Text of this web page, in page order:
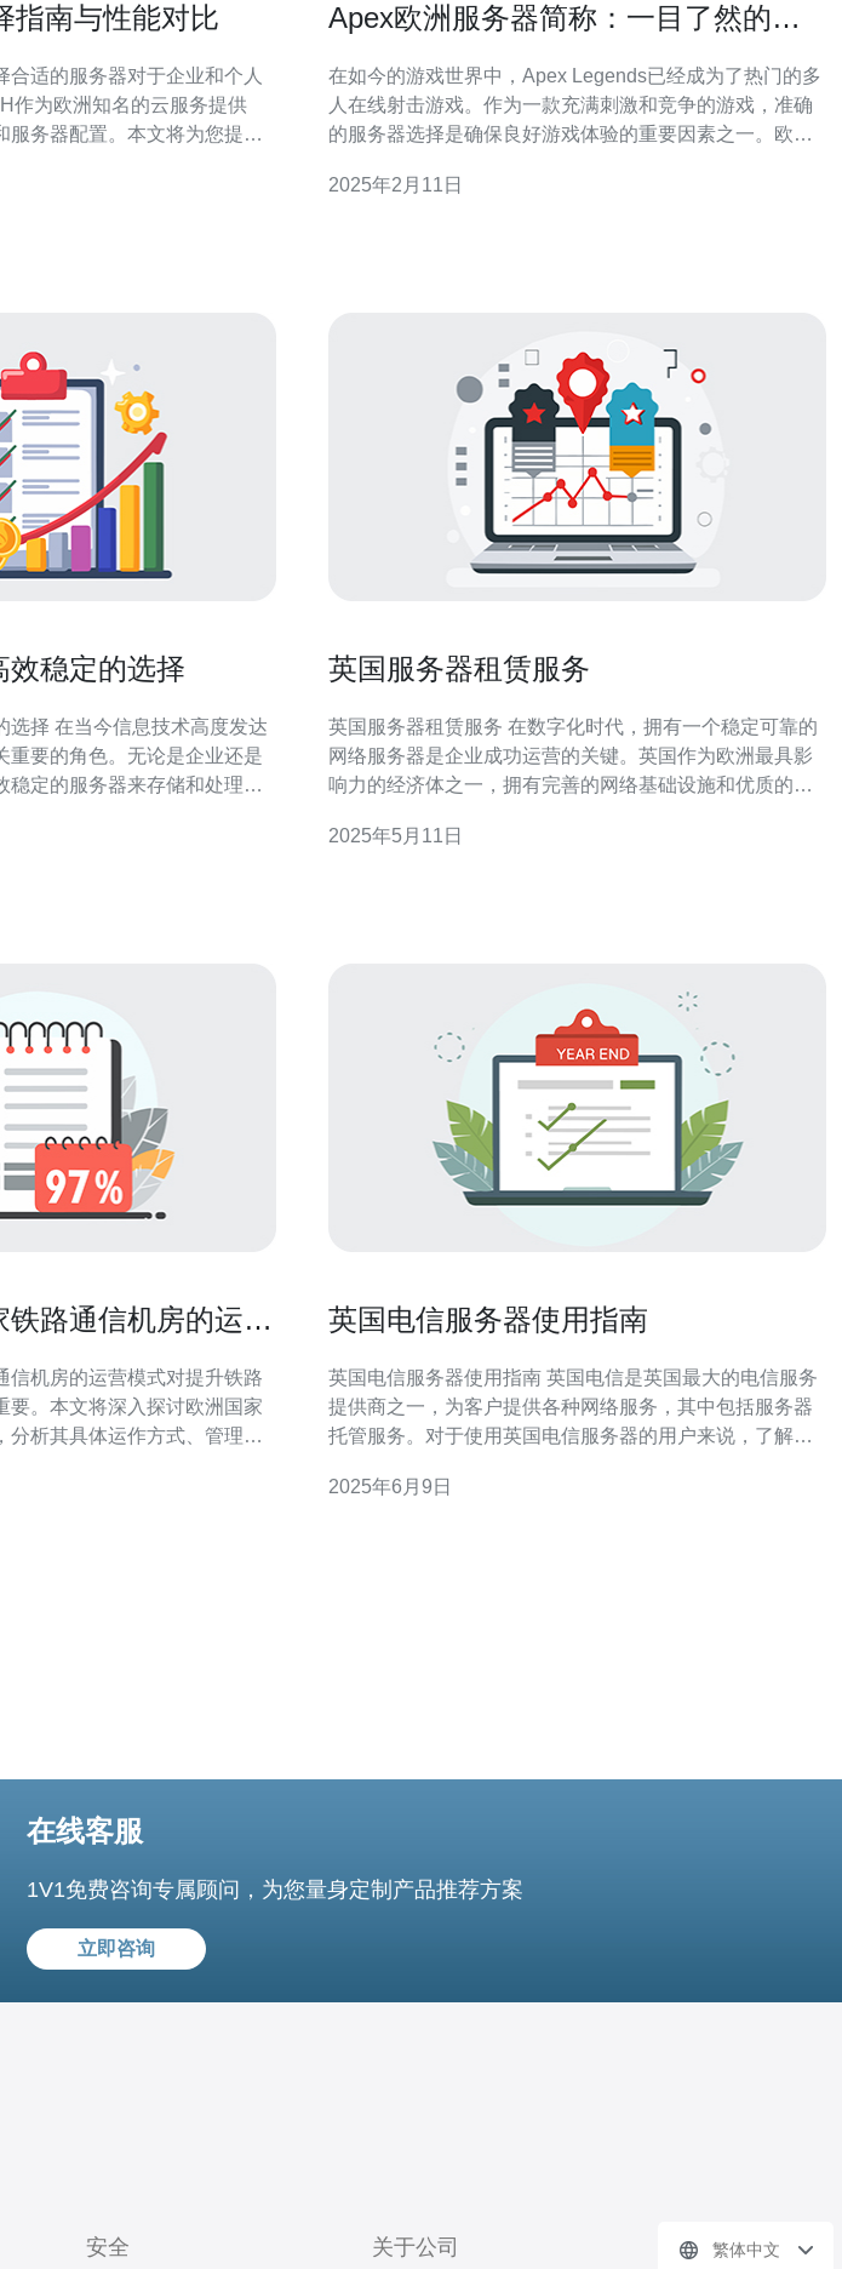
指南与性能对比
适的服务器对于企业和个人
作为欧洲知名的云服务提供
服务器配置。本文将为您提供
Apex欧洲服务器简称：一目了然的选
在如今的游戏世界中，Apex Legends已经成为了热门的多
人在线射击游戏。作为一款充满刺激和竞争的游戏，准确
的服务器选择是确保良好游戏体验的重要因素之一。欧洲
将探讨为什么选择欧洲服务器是一个明智的选择。 欧洲大
2025年2月11日
效稳定的选择
高度发达
重要的角色。无论是企业还是
稳定的服务器来存储和处理数
英国服务器租赁服务
英国服务器租赁服务 在数字化时代，拥有一个稳定可靠的
网络服务器是企业成功运营的关键。英国作为欧洲最具影
响力的经济体之一，拥有完善的网络基础设施和优质的网
高速稳定的网络连接，还能享受专业的技术支持和安全保
2025年5月11日
路通信机房的运营
信机房的运营模式对提升铁路
要。本文将深入探讨欧洲国家
分析其具体运作方式、管理策
么？ 铁路通信机房是指负责
英国电信服务器使用指南
英国电信服务器使用指南 英国电信是英国最大的电信服务
提供商之一，为客户提供各种网络服务，其中包括服务器
托管服务。对于使用英国电信服务器的用户来说，了解如
何使用英国电信服务器以及一些最佳实践。 在使用英国电
2025年6月9日
在线客服
1V1免费咨询专属顾问，为您量身定制产品推荐方案
立即咨询
安全 关于公司 繁体中文